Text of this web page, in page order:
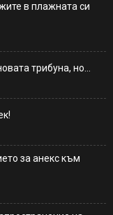
в плажната си
трибуна, но…
за анекс към